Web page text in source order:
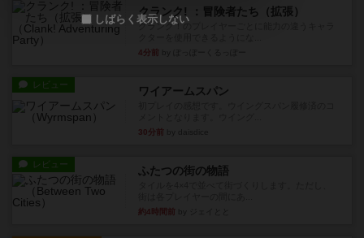
クランク! ：冒険者たち（拡張）
クランク！のプレイヤーごとに能力の違うキャラ
4分前
レビュー ワイアームスパン
30分前
レビュー ふたつの街の物語
約4時間前
しばらく表示しない